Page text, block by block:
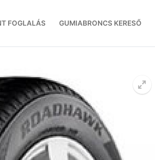
FOGLALÁS GUMIABRONCS KERESŐ